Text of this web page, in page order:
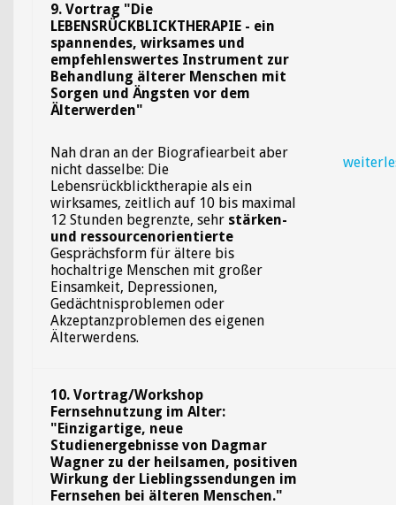
9. Vortrag "Die
LEBENSRÜCKBLICKTHERAPIE - ein
spannendes, wirksames und
empfehlenswertes Instrument zur
Behandlung älterer Menschen mit
Sorgen und Ängsten vor dem
Älterwerden"
Nah dran an der Biografiearbeit aber
nicht dasselbe: Die
Lebensrückblicktherapie als ein
wirksames, zeitlich auf 10 bis maximal
12 Stunden begrenzte, sehr stärken-
und ressourcenorientierte
Gesprächsform für ältere bis
hochaltrige Menschen mit großer
Einsamkeit, Depressionen,
Gedächtnisproblemen oder
Akzeptanzproblemen des eigenen
Älterwerdens.
10. Vortrag/Workshop
Fernsehnutzung im Alter:
"Einzigartige, neue
Studienergebnisse von Dagmar
Wagner zu der heilsamen, positiven
Wirkung der Lieblingssendungen im
Fernsehen bei älteren Menschen."